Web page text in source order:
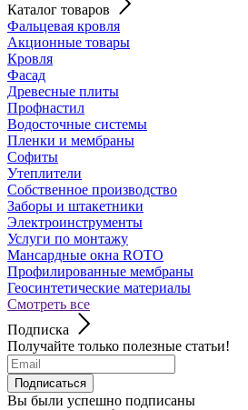
Каталог товаров
Фальцевая кровля
Акционные товары
Кровля
Фасад
Древесные плиты
Профнастил
Водосточные системы
Пленки и мембраны
Софиты
Утеплители
Собственное производство
Заборы и штакетники
Электроинструменты
Услуги по монтажу
Мансардные окна ROTO
Профилированные мембраны
Геосинтетические материалы
Смотреть все
Подписка
Получайте только полезные статьи!
Подписаться
Вы были успешно подписаны